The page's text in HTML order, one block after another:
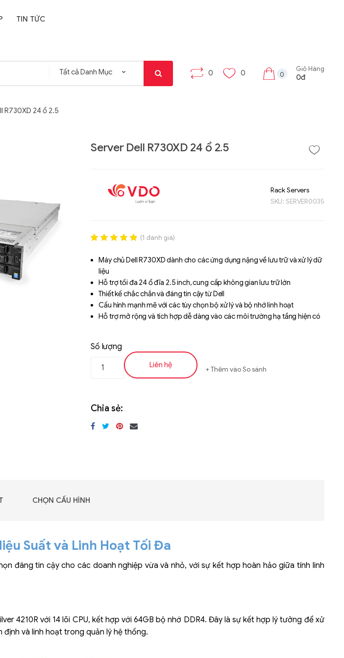
TIN TỨC
0 0 0
Giỏ Hàng
0đ
R730XD 24 ổ 2.5
Server Dell R730XD 24 ổ 2.5
Rack Servers
SKU:SERVER0035
out of 5
based on
đánh giá
(1 đánh giá)
Máy chủ Dell R730XD dành cho các ứng dụng nặng về lưu trữ và xử lý dữ
liệu
Hỗ trợ tối đa 24 ổ đĩa 2.5 inch, cung cấp không gian lưu trữ lớn
Thiết kế chắc chắn và đáng tin cậy từ Dell
Cấu hình mạnh mẽ với các tùy chọn bộ xử lý và bộ nhớ linh hoạt
Hỗ trợ mở rộng và tích hợp dễ dàng vào các môi trường hạ tầng hiện có
Số lượng
Liên hệ Thêm vào So sánh
Chia sẻ:
CHỌN CẤU HÌNH
Suất và Linh Hoạt Tối Đa
đáng tin cậy cho các doanh nghiệp vừa và nhỏ, với sự kết hợp hoàn hảo giữa tính linh
4210R với 14 lõi CPU, kết hợp với 64GB bộ nhớ DDR4. Đây là sự kết hợp lý tưởng để xử
và linh hoạt trong quản lý hệ thống.
(rev. AAX1)
Máy tính bảng Gama
Tab X8
Liên hệ
Bộ khung máy trạm
W332-Z00